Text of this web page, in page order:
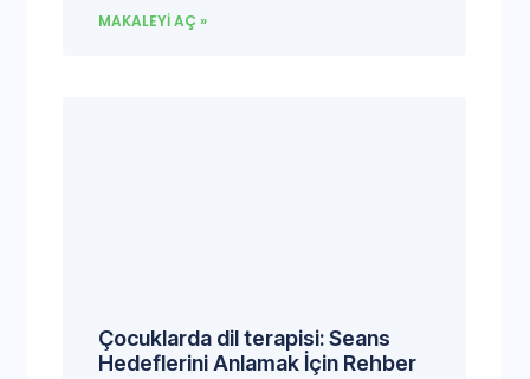
MAKALEYI AÇ »
Çocuklarda dil terapisi: Seans
Hedeflerini Anlamak İçin Rehber